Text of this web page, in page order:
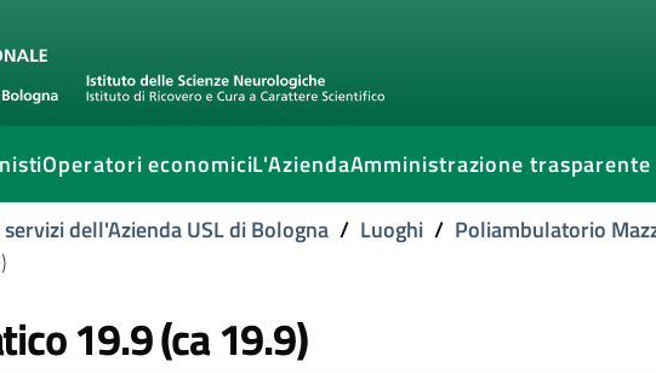
Operatori economiciL'AziendaAmministrazione trasparente
servizi dell'Azienda USL di Bologna / Luoghi / Poliambulatorio
19.9 (ca 19.9)